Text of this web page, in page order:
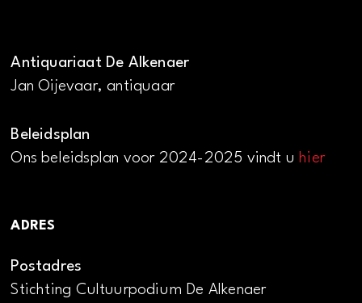
Antiquariaat De Alkenaer
Jan Oijevaar, antiquaar
Beleidsplan
Ons beleidsplan voor 2024-2025 vindt uhier
ADRES
Postadres
Stichting Cultuurpodium De Alkenaer